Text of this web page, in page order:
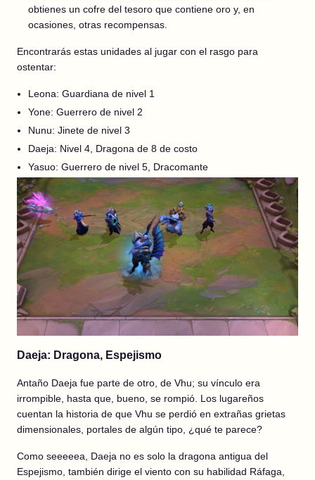
obtienes un cofre del tesoro que contiene oro y, en
ocasiones, otras recompensas.
Encontrarás estas unidades al jugar con el rasgo para
ostentar:
Leona: Guardiana de nivel 1
Yone: Guerrero de nivel 2
Nunu: Jinete de nivel 3
Daeja: Nivel 4, Dragona de 8 de costo
Yasuo: Guerrero de nivel 5, Dracomante
Daeja: Dragona, Espejismo
Antaño Daeja fue parte de otro, de Vhu; su vínculo era
irrompible, hasta que, bueno, se rompió. Los lugareños
cuentan la historia de que Vhu se perdió en extrañas grietas
dimensionales, portales de algún tipo, ¿qué te parece?
Como seeeeea, Daeja no es solo la dragona antigua del
Espejismo, también dirige el viento con su habilidad Ráfaga,